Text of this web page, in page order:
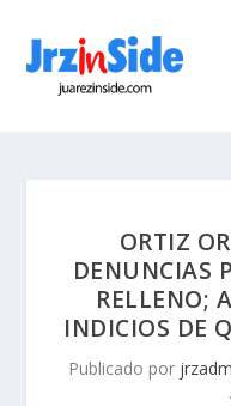
ORTIZ
DENUNCIAS
RELLENO;
INDICIOS DE
Publicado por